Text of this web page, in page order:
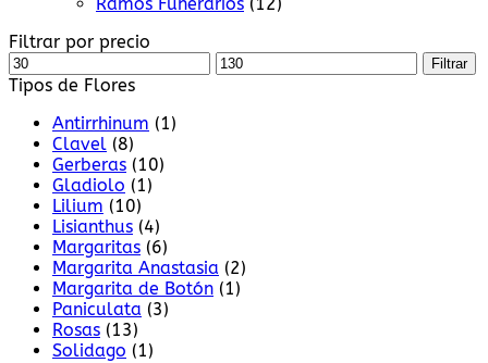
Ramos Funerarios (12)
Filtrar por precio
Precio
mínimo
Precio
Filtrar
Tipos de Flores
Antirrhinum (1)
Clavel (8)
Gerberas (10)
Gladiolo (1)
Lilium (10)
Lisianthus (4)
Margaritas (6)
Margarita Anastasia (2)
Margarita de Botón (1)
Paniculata (3)
Rosas (13)
Solidago (1)